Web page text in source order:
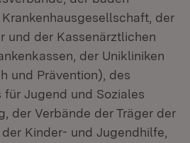
der
und der Kassenärztlichen
der Unikliniken
und Prävention), des
für Jugend und Soziales
der Verbände der Träger der
Kinder- und Jugendhilfe,